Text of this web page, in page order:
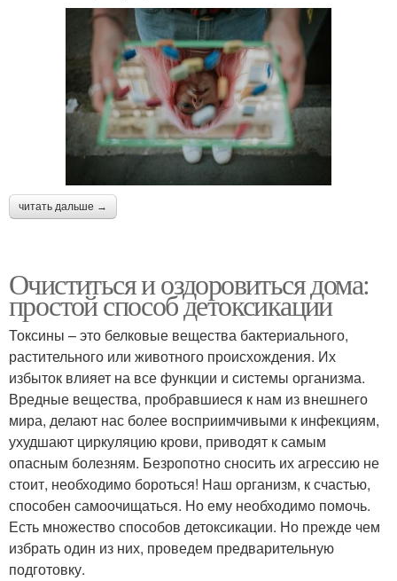
читать дальше →
Очиститься и оздоровиться дома:
простой способ детоксикации
Токсины – это белковые вещества бактериального,
растительного или животного происхождения. Их
избыток влияет на все функции и системы организма.
Вредные вещества, пробравшиеся к нам из внешнего
мира, делают нас более восприимчивыми к инфекциям,
ухудшают циркуляцию крови, приводят к самым
опасным болезням. Безропотно сносить их агрессию не
стоит, необходимо бороться! Наш организм, к счастью,
способен самоочищаться. Но ему необходимо помочь.
Есть множество способов детоксикации. Но прежде чем
избрать один из них, проведем предварительную
подготовку.